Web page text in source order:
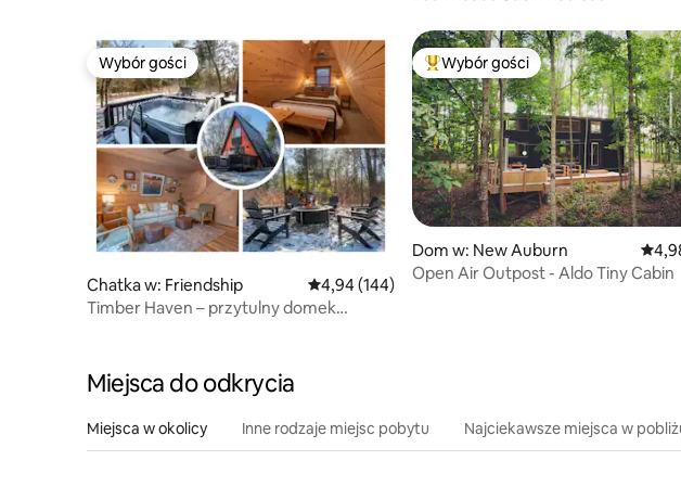
Wybór gości
Wybór gości
Chatka w: Friendship Średnia ocena: 4,94 na 5, liczba recenzji: 144
4,94 (144)
Timber Haven – przytulny domek
Najpopularniejsze z kategorii
Wybór gości
Dom w: New Auburn
Open Air Outpost - Aldo Tiny Cabin
Miejsca do odkrycia
Miejsca w okolicy Inne rodzaje miejsc pobytu Najciekawsze miejsca w